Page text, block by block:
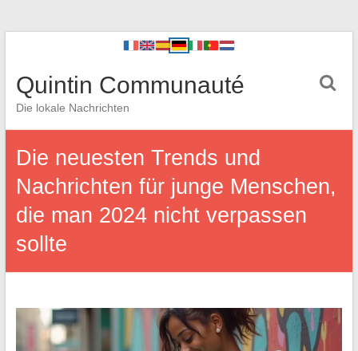
Quintin Communauté
Die lokale Nachrichten
Die neuesten Trends und
Nachrichten für junge Menschen,
die man 2024 nicht verpassen
sollte